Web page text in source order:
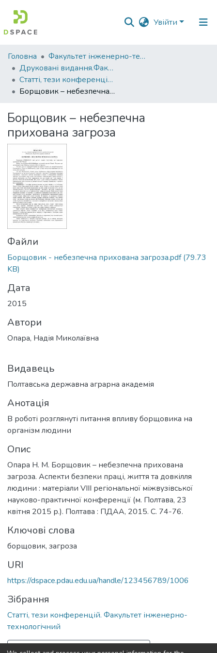
Увійти
Фонди
та
зібрання
Пошук за критеріями
Статистика
Головна
Факультет інженерно-технологічний
Друковані видання.Факультет інженерно-технологічний
Статті, тези конференцій. Факультет інженерно-технологічний
Борщовик – небезпечна прихована загроза
Борщовик – небезпечна
прихована загроза
Файли
Борщовик - небезпечна прихована загроза.pdf(79.73
KB)
Дата
2015
Автори
Опара, Надія Миколаївна
Видавець
Полтавська державна аграрна академія
Анотація
В роботі розглянуті питання впливу борщовика на
організм людини
Опис
Опара Н. М. Борщовик – небезпечна прихована
загроза. Аспекти безпеки праці, життя та довкілля
людини : матеріали VІІІ регіональної міжвузівської
науково-практичної конференції (м. Полтава, 23
квітня 2015 р.). Полтава : ПДАА, 2015. С. 74-76.
Ключові слова
борщовик, загроза
URI
https://dspace.pdau.edu.ua/handle/123456789/1006
Зібрання
Статті, тези конференцій. Факультет інженерно-
технологічний
Повна інформація про документ